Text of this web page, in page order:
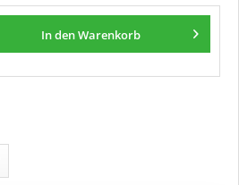
In denWarenkorb